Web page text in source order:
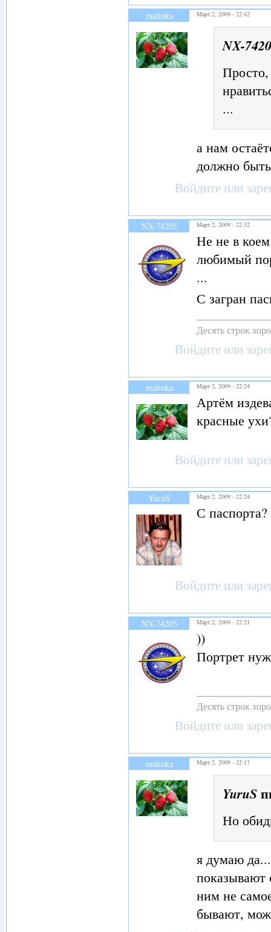
malinka Март 2, 2009 - 22:42
NX-
...
а нам
должно
Войдите или
NX-74205 Март 2, 2009 - 22:32
Не не в
любимый
...
С загран
Десять строк
Войдите или
malinka Март 2, 2009 - 22:24
Артём
красные
Войдите или
YuruS Март 2, 2009 - 22:24
С паспорта?
Войдите или
NX-74205 Март 2, 2009 - 22:21
))
Портрет
Десять строк
Войдите или
malinka Март 2, 2009 - 22:17
YuruS
Но
я думаю
показывают
ним не
бывают,